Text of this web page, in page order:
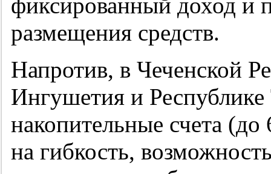
размещения средств.
Напротив, в Чеченской
Ингушетия и
накопительные счета
на гибкость,